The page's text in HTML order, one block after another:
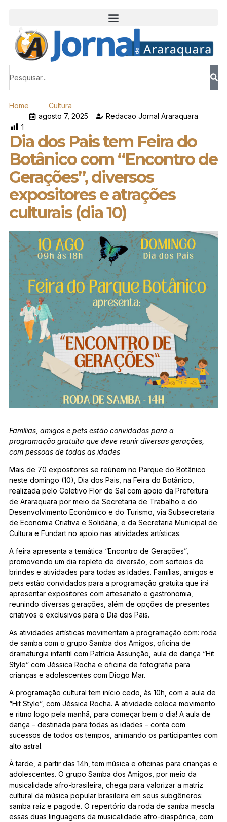
Home
Cultura
agosto 7, 2025
Redacao Jornal Araraquara
1
Dia dos Pais tem Feira do
Botânico com “Encontro de
Gerações”, diversos
expositores e atrações
culturais (dia 10)
Famílias, amigos e pets estão convidados para a
programação gratuita que deve reunir diversas gerações,
com pessoas de todas as idades
Mais de 70 expositores se reúnem no Parque do Botânico
neste domingo (10), Dia dos Pais, na Feira do Botânico,
realizada pelo Coletivo Flor de Sal com apoio da Prefeitura
de Araraquara por meio da Secretaria de Trabalho e do
Desenvolvimento Econômico e do Turismo, via Subsecretaria
de Economia Criativa e Solidária, e da Secretaria Municipal de
Cultura e Fundart no apoio nas atividades artísticas.
A feira apresenta a temática “Encontro de Gerações”,
promovendo um dia repleto de diversão, com sorteios de
brindes e atividades para todas as idades. Famílias, amigos e
pets estão convidados para a programação gratuita que irá
apresentar expositores com artesanato e gastronomia,
reunindo diversas gerações, além de opções de presentes
criativos e exclusivos para o Dia dos Pais.
As atividades artísticas movimentam a programação com: roda
de samba com o grupo Samba dos Amigos, oficina de
dramaturgia infantil com Patrícia Assunção, aula de dança “Hit
Style” com Jéssica Rocha e oficina de fotografia para
crianças e adolescentes com Diogo Mar.
A programação cultural tem início cedo, às 10h, com a aula de
“Hit Style”, com Jéssica Rocha. A atividade coloca movimento
e ritmo logo pela manhã, para começar bem o dia! A aula de
dança – destinada para todas as idades – conta com
sucessos de todos os tempos, animando os participantes com
alto astral.
À tarde, a partir das 14h, tem música e oficinas para crianças e
adolescentes. O grupo Samba dos Amigos, por meio da
musicalidade afro-brasileira, chega para valorizar a matriz
cultural da música popular brasileira em seus subgêneros:
samba raiz e pagode. O repertório da roda de samba mescla
essas duas linguagens da musicalidade afro-diaspórica, com